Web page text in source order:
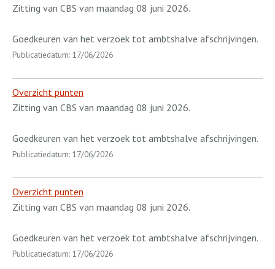
Zitting van CBS van maandag 08 juni 2026.
Goedkeuren van het verzoek tot ambtshalve afschrijvingen.
Publicatiedatum: 17/06/2026
Overzicht punten
Zitting van CBS van maandag 08 juni 2026.
Goedkeuren van het verzoek tot ambtshalve afschrijvingen.
Publicatiedatum: 17/06/2026
Overzicht punten
Zitting van CBS van maandag 08 juni 2026.
Goedkeuren van het verzoek tot ambtshalve afschrijvingen.
Publicatiedatum: 17/06/2026